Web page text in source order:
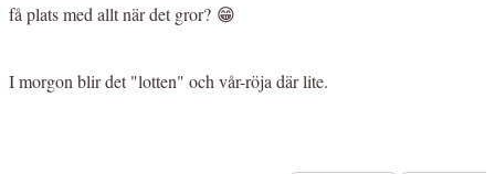
få plats med allt när det gror? 😁
I morgon blir det "lotten" och vår-röja där lite.